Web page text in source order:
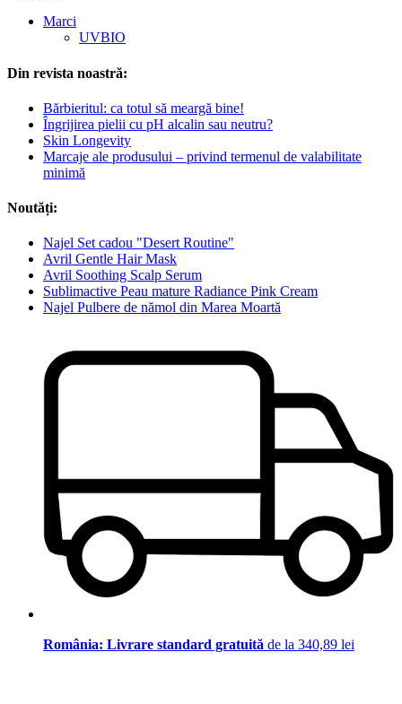
Marci
UVBIO
Din revista noastră:
Bărbieritul: ca totul să meargă bine!
Îngrijirea pielii cu pH alcalin sau neutru?
Skin Longevity
Marcaje ale produsului – privind termenul de valabilitate
minimă
Noutăți:
Najel Set cadou "Desert Routine"
Avril Gentle Hair Mask
Avril Soothing Scalp Serum
Sublimactive Peau mature Radiance Pink Cream
Najel Pulbere de nămol din Marea Moartă
România: Livrare standard gratuită de la 340,89 lei